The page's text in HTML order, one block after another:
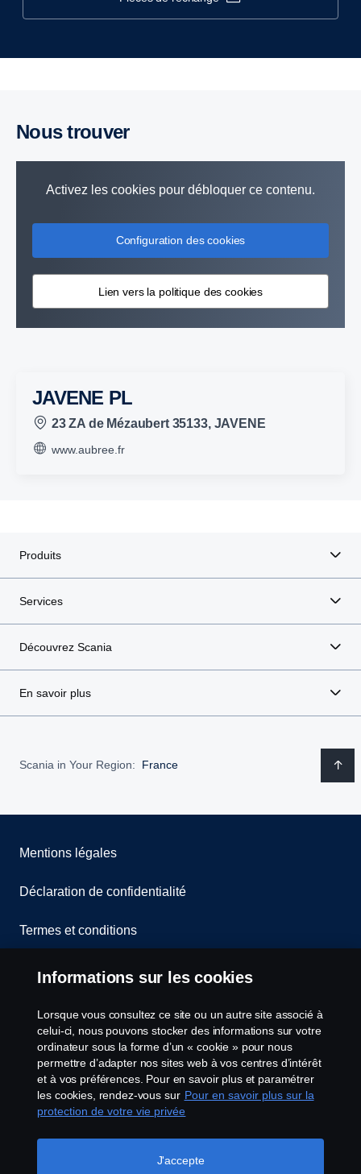
Nous trouver
Activez les cookies pour débloquer ce contenu.
Configuration des cookies
Lien vers la politique des cookies
JAVENE PL
23 ZA de Mézaubert 35133, JAVENE
www.aubree.fr
Produits
Services
Découvrez Scania
En savoir plus
Scania in Your Region: France
Mentions légales
Déclaration de confidentialité
Termes et conditions
Contactez-nous
Lanceurs d’alerte
Politique de cookies
Configuration des cookies
Informations sur les cookies
Lorsque vous consultez ce site ou un autre site associé à
celui-ci, nous pouvons stocker des informations sur votre
ordinateur sous la forme d’un « cookie » pour nous
permettre d’adapter nos sites web à vos centres d’intérêt
et à vos préférences. Pour en savoir plus et paramétrer
les cookies, rendez-vous sur Pour en savoir plus sur la
protection de votre vie privée
J'accepte